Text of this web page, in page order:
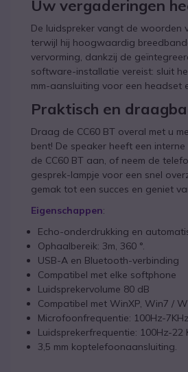
Uw vergaderingen
De luidspreker vangt de woorden
terwijl hij hoogwaardig
vervorming, dankzij de
software-installatie vereist: sluit
mm-aansluiting voor een headset
Praktisch en
Draag de CC60 BT overal met u
bent! De speaker heeft een
de CC60 BT aan, of neem de
gesprek-lampje voor een snel
gemak tot een succes en geniet
Eigenschappen:
Echo-onderdrukking en
Ophaalbereik: 3m, 360 °.
USB-A en Bluetooth-verbinding
Compatibel met elke softphone
Luidsprekervolume 80 dB
Compatibel met WinXP, Win7 /
Microfoonfrequentie: 100Hz-7KHz
Luidsprekerfrequentie: 100Hz-22
3,5 mm koptelefoonaansluiting.